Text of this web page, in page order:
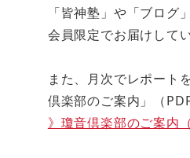
「皆神塾」や「ブロ
会員限定でお届けしてい
また、月次でレポート
倶楽部のご案内」（
》瓊音倶楽部のご案内